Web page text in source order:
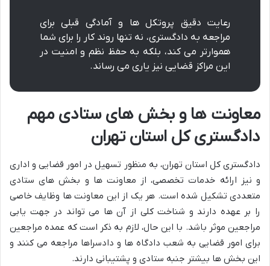
رعایت دقیق پروتکل ها و آمادگی قبلی برای
مراجعه به دادگستری، نه تنها روند کار را برای شما
هموارتر می کند، بلکه به حفظ نظم و امنیت در
این مراکز قضایی نیز یاری می رساند.
معاونت ها و بخش های ستادی مهم
دادگستری کل استان تهران
دادگستری کل استان تهران، به منظور تسهیل در امور قضایی و اداری
و نیز ارائه خدمات تخصصی، از معاونت ها و بخش های ستادی
متعددی تشکیل شده است. هر یک از این معاونت ها وظایف خاصی
را بر عهده دارند و شناخت کلی از آن ها می تواند در جهت یابی
مراجعین موثر باشد. با این حال، لازم به ذکر است که عمده مراجعین
برای امور قضایی به شعب دادگاه ها و دادسراها مراجعه می کنند و
این بخش ها بیشتر جنبه ستادی و پشتیبانی دارند.